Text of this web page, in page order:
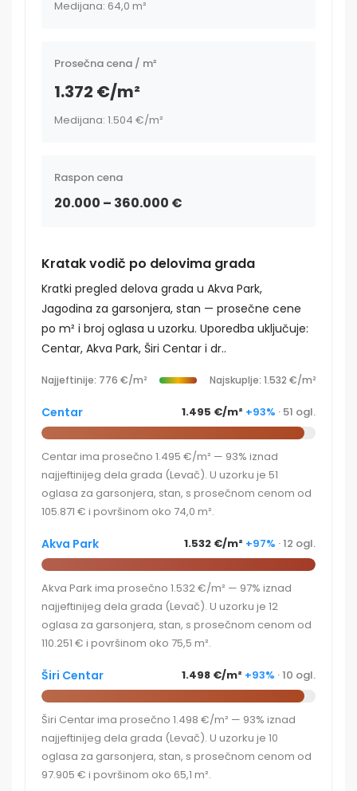
Medijana: 64,0 m²
Prosečna cena / m²
1.372 €/m²
Medijana: 1.504 €/m²
Raspon cena
20.000 – 360.000 €
Kratak vodič po delovima grada
Kratki pregled delova grada u Akva Park,
Jagodina za garsonjera, stan — prosečne cene
po m² i broj oglasa u uzorku. Uporedba uključuje:
Centar, Akva Park, Širi Centar i dr..
Najjeftinije: 776 €/m² Najskuplje: 1.532 €/m²
Centar 1.495 €/m² +93% · 51 ogl.
Centar ima prosečno 1.495 €/m² — 93% iznad
najjeftinijeg dela grada (Levač). U uzorku je 51
oglasa za garsonjera, stan, s prosečnom cenom od
105.871 € i površinom oko 74,0 m².
Akva Park 1.532 €/m² +97% · 12 ogl.
Akva Park ima prosečno 1.532 €/m² — 97% iznad
najjeftinijeg dela grada (Levač). U uzorku je 12
oglasa za garsonjera, stan, s prosečnom cenom od
110.251 € i površinom oko 75,5 m².
Širi Centar 1.498 €/m² +93% · 10 ogl.
Širi Centar ima prosečno 1.498 €/m² — 93% iznad
najjeftinijeg dela grada (Levač). U uzorku je 10
oglasa za garsonjera, stan, s prosečnom cenom od
97.905 € i površinom oko 65,1 m².